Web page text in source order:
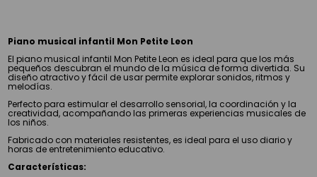
Piano musical infantil Mon Petite Leon
El piano musical infantil Mon Petite Leon es ideal para que los más
pequeños descubran el mundo de la música de forma divertida. Su
diseño atractivo y fácil de usar permite explorar sonidos, ritmos y
melodías.
Perfecto para estimular el desarrollo sensorial, la coordinación y la
creatividad, acompañando las primeras experiencias musicales de
los niños.
Fabricado con materiales resistentes, es ideal para el uso diario y
horas de entretenimiento educativo.
Características: